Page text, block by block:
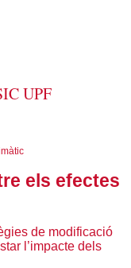
UPF
els efectes
de modificació
l’impacte dels